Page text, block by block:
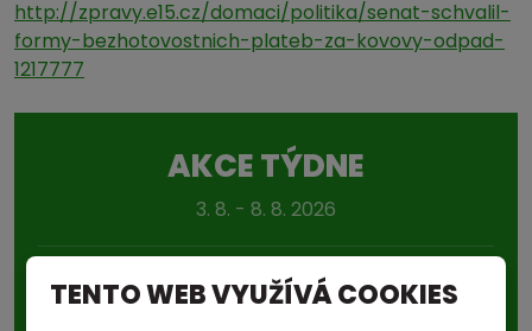
http://zpravy.e15.cz/domaci/politika/senat-schvalil-
formy-bezhotovostnich-plateb-za-kovovy-odpad-
1217777
AKCE TÝDNE
3. 8. - 8. 8. 2026
Ocelohliníková lana
TENTO WEB VYUŽÍVÁ COOKIES